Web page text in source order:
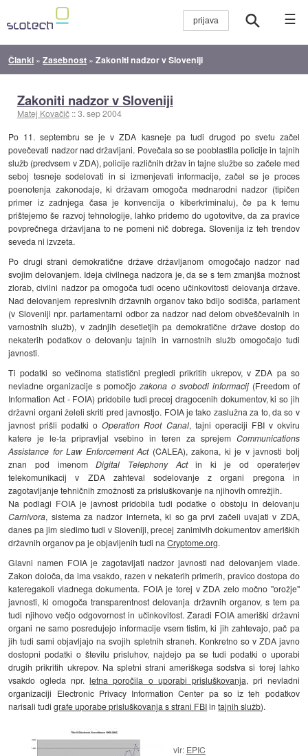
☰
Članki »Zasebnost »Zakoniti nadzor v Sloveniji
Zakoniti nadzor v Sloveniji
Matej Kovačič ::3. sep 2004
Po 11. septembru se je v ZDA kasneje pa tudi drugod po svetu začel
povečevati nadzor nad državljani. Povečala so se pooblastila policije in tajnih
služb (predvsem v ZDA), policije različnih držav in tajne službe so začele med
seboj tesneje sodelovati in si izmenjevati informacije, začel se je proces
poenotenja zakonodaje, ki državam omogoča mednarodni nadzor (tipičen
primer iz zadnjega časa je konvencija o kiberkriminalu), če pa k temu
prištejemo še razvoj tehnologije, lahko pridemo do ugotovitve, da za pravice
povprečnega državljana to ne pomeni nič dobrega. Slovenija iz teh trendov
seveda ni izvzeta.
Po drugi strani demokratične države državljanom omogočajo nadzor nad
svojim delovanjem. Ideja civilnega nadzora je, da se s tem zmanjša možnost
zlorab, civilni nadzor pa omogoča tudi oceno učinkovitosti delovanja države.
Nad delovanjem represivnih državnih organov tako bdijo sodišča, parlament
(v Sloveniji npr. parlamentarni odbor za nadzor nad delom obveščevalnih in
varnostnih služb), v zadnjih desetletjih pa demokratične države dostop do
nekaterih podatkov o delovanju tajnih in varnostnih služb omogočajo tudi
javnosti.
Ti podatki so večinoma statistični pregledi prikritih ukrepov, v ZDA pa so
nevladne organizacije s pomočjozakona o svobodi informacij(Freedom of
Information Act - FOIA) pridobile tudi precej dragocenih dokumentov, ki so jih
državni organi želeli skriti pred javnostjo. FOIA je tako zaslužna za to, da so v
javnost prišli podatki oOperation Root Canal, tajni operaciji FBI v okviru
katere je le-ta pripravljal vsebino in teren za sprejem Communications
Assistance for Law Enforcement Act(CALEA), zakona, ki je v javnosti bolj
znan pod imenomDigital Telephony Actin ki je od operaterjev
telekomunikacij v ZDA zahteval sodelovanje z organi pregona in
zagotavljanje tehničnih zmožnosti za prisluškovanje na njihovih omrežjih.
Na podlagi FOIA je javnost pridobila tudi podatke o obstoju in delovanju
Carnivora, sistema za nadzor interneta, ki so ga prvi začeli uvajati v ZDA,
danes pa jim sledimo tudi v Sloveniji, precej zanimivih dokumentov ameriških
državnih organov pa je objavljenih tudi naCryptome.org.
Glavni namen FOIA je zagotavljati nadzor javnosti nad delovanjem vlade.
Zakon določa, da ima vsakdo, razen v nekaterih primerih, pravico dostopa do
kateregakoli vladnega dokumenta. FOIA je torej v ZDA zelo močno "orožje"
javnosti, ki omogoča transparentnost delovanja državnih organov, s tem pa
tudi njihovo večjo odgovornost in učinkovitost. Zaradi FOIA ameriški državni
organi ne samo posredujejo informacije vsem tistim, ki jih zahtevajo, pač pa
jih tudi sami objavljajo na svojih spletnih straneh. Konkretno so v ZDA javno
dostopni podatki o številu prisluhov, najdejo pa se tudi podatki o uporabi
drugih prikritih ukrepov. Na spletni strani ameriškega sodstva si torej lahko
vsakdo ogleda npr.letna poročila o uporabi prisluškovanja, pri nevladni
organizaciji Electronic Privacy Information Center pa so iz teh podatkov
narisali tudigrafe uporabe prisluškovanja s strani FBIintajnih služb).
vir: EPIC